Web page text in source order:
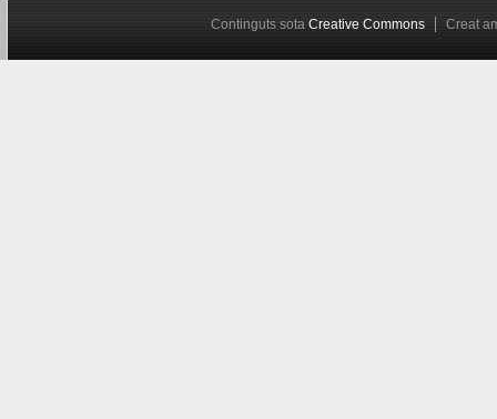
Continguts sota Creative Commons Creat